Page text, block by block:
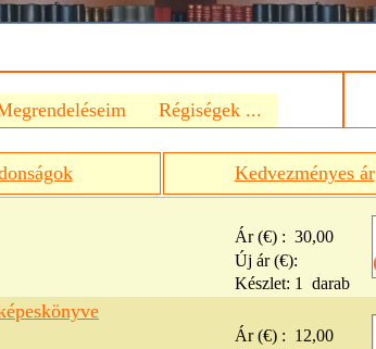
Régiségek ...
Kedvezményes ár
Ár (€) : 30,00
Új ár (€):
Készlet: 1 darab
Ár (€) : 12,00